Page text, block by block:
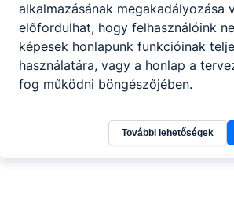
alkalmazásának megakadályozása
előfordulhat, hogy felhasználóink
képesek honlapunk funkcióinak
használatára, vagy a honlap a
fog működni böngészőjében.
További lehetőségek